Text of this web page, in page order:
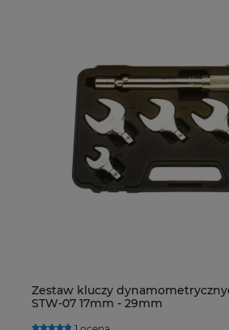
Zestaw kluczy
STW-07 17mm - 29mm
Zaworek klimatyzacji VW, Skoda
27,155 x 7,8 mm z fioletowym